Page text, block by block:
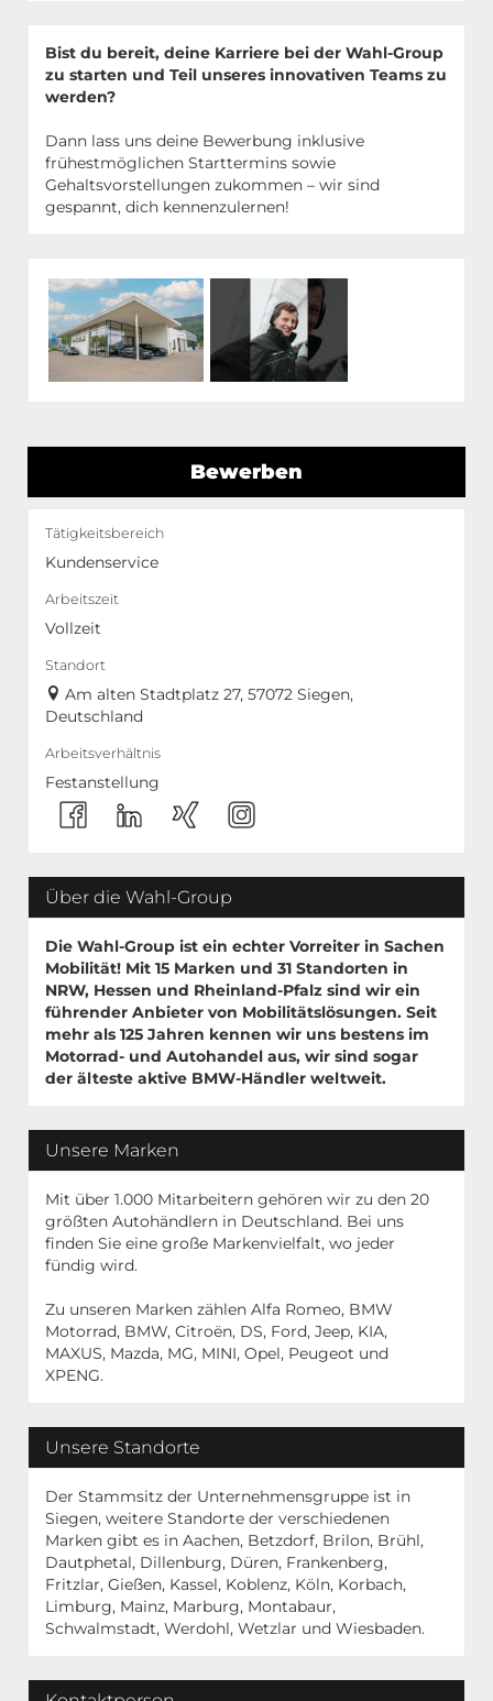
Bist du bereit, deine Karriere bei der Wahl-Group
zu starten und Teil unseres innovativen Teams zu
werden?
Dann lass uns deine Bewerbung inklusive
frühestmöglichen Starttermins sowie
Gehaltsvorstellungen zukommen – wir sind
gespannt, dich kennenzulernen!
Bewerben
Tätigkeitsbereich
Kundenservice
Arbeitszeit
Vollzeit
Standort
Am alten Stadtplatz 27, 57072 Siegen,
Deutschland
Arbeitsverhältnis
Festanstellung
Über die Wahl-Group
Die Wahl-Group ist ein echter Vorreiter in Sachen
Mobilität! Mit 15 Marken und 31 Standorten in
NRW, Hessen und Rheinland-Pfalz sind wir ein
führender Anbieter von Mobilitätslösungen. Seit
mehr als 125 Jahren kennen wir uns bestens im
Motorrad- und Autohandel aus, wir sind sogar
der älteste aktive BMW-Händler weltweit.
Unsere Marken
Mit über 1.000 Mitarbeitern gehören wir zu den 20
größten Autohändlern in Deutschland. Bei uns
finden Sie eine große Markenvielfalt, wo jeder
fündig wird.
Zu unseren Marken zählen Alfa Romeo, BMW
Motorrad, BMW, Citroën, DS, Ford, Jeep, KIA,
MAXUS, Mazda, MG, MINI, Opel, Peugeot und
XPENG.
Unsere Standorte
Der Stammsitz der Unternehmensgruppe ist in
Siegen, weitere Standorte der verschiedenen
Marken gibt es in Aachen, Betzdorf, Brilon, Brühl,
Dautphetal, Dillenburg, Düren, Frankenberg,
Fritzlar, Gießen, Kassel, Koblenz, Köln, Korbach,
Limburg, Mainz, Marburg, Montabaur,
Schwalmstadt, Werdohl, Wetzlar und Wiesbaden.